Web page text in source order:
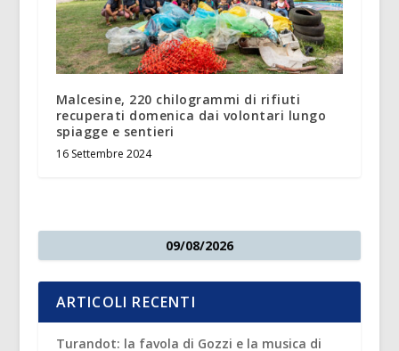
Malcesine, 220 chilogrammi di rifiuti
recuperati domenica dai volontari lungo
spiagge e sentieri
16 Settembre 2024
09/08/2026
ARTICOLI RECENTI
Turandot: la favola di Gozzi e la musica di